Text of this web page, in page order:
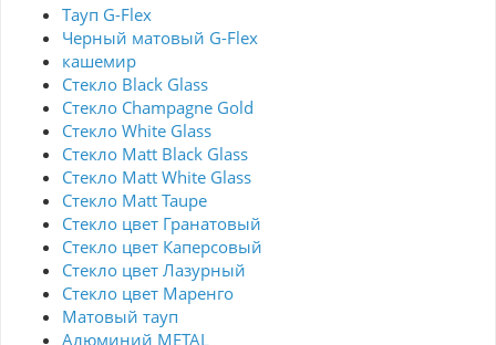
Тауп G-Flex
Черный матовый G-Flex
кашемир
Стекло Black Glass
Стекло Champagne Gold
Стекло White Glass
Стекло Matt Black Glass
Стекло Matt White Glass
Стекло Matt Taupe
Стекло цвет Гранатовый
Стекло цвет Каперсовый
Стекло цвет Лазурный
Стекло цвет Маренго
Матовый тауп
Алюминий METAL